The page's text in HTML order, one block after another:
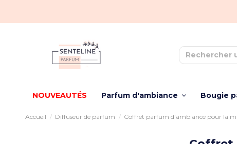
NOUVEAUTÉS Parfum d'ambiance Bougie
Accueil Diffuseur de parfum Coffret parfum d'ambiance pour la